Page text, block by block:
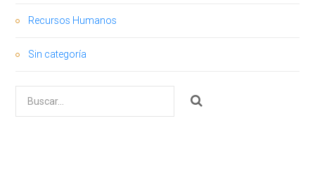
Recursos Humanos
Sin categoría
por: